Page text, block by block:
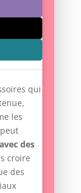
qui
les
avec des
croire
des